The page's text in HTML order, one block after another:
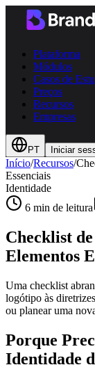
Plataforma
Módulos
Casos de
Preços
Recursos
Empresas
PT Iniciar
Início/Recursos/
Essenciais
Identidade
6 min de leitura
Checklist
Elementos
Uma checklist
logótipo às
ou planear uma
Porque
Identidade